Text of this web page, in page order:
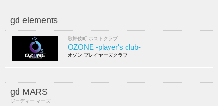
gd elements
歌舞伎町 ホストクラブ
OZONE -player's club-
オゾン プレイヤーズクラブ
gd MARS
ジーディー マーズ